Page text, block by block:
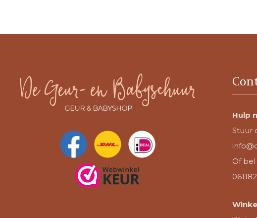
Magnolia Birch
Manuka Nectar
Metal Collectie
Pressed Blooms & Patchouli
Pumpkin Praline
Sagewood & Seagrass
Hulp
Stuur
Of bel